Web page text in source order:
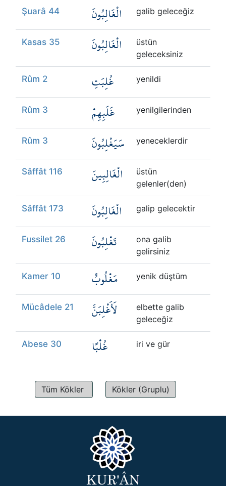
Şuarâ 44 الْغَالِبُونَ galib geleceğiz
Kasas 35 الْغَالِبُونَ
üstün
geleceksiniz
Rûm 2 غُلِبَتِ yenildi
Rûm 3 غَلَبِهِمْ yenilgilerinden
Rûm 3 سَيَغْلِبُونَ yeneceklerdir
Sâffât 116 الْغَالِبِينَ
üstün
gelenler(den)
Sâffât 173 الْغَالِبُونَ galip gelecektir
Fussilet 26 تَغْلِبُونَ
ona galib
gelirsiniz
Kamer 10 مَغْلُوبٌ yenik düştüm
Mücâdele 21 لَأَغْلِبَنَّ
elbette galib
geleceğiz
Abese 30 غُلْبًا iri ve gür
Tüm Kökler Kökler (Gruplu)